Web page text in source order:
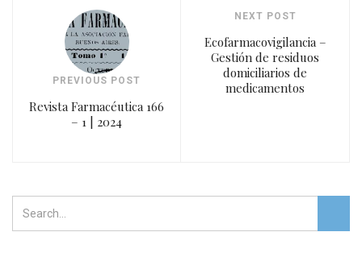
PREVIOUS POST
Revista Farmacéutica 166
– 1 | 2024
NEXT POST
Ecofarmacovigilancia –
Gestión de residuos
domiciliarios de
medicamentos